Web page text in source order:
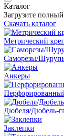
Каталог
Загрузите
Скачать каталог
Метрический
Саморезы/
Анкеры
Дюбеля/Дюбель-
Заклепки